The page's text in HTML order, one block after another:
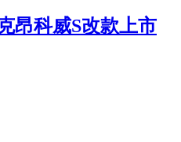
昂科威S改款上市